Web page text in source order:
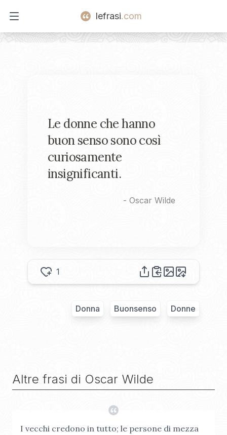
Open main menu
lefrasi.com
Le donne che hanno
buon senso sono così
curiosamente
insignificanti.
- Oscar Wilde
1
Donna Buonsenso Donne
Altre frasi di Oscar Wilde
I vecchi credono in tutto; le persone di mezza